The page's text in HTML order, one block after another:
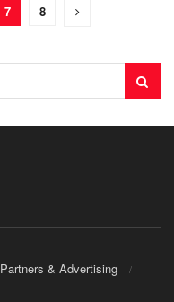
7 8
Partners & Advertising